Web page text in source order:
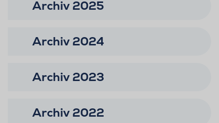
Archiv 2025
Archiv 2024
Archiv 2023
Archiv 2022